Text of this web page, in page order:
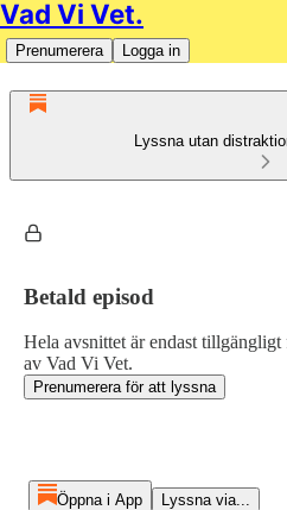
Vad Vi Vet.
Prenumerera Logga in
Lyssna utan
Betald episod
Hela avsnittet är endast
av Vad Vi Vet.
Prenumerera för att lyssna
Öppna i App Lyssna via...